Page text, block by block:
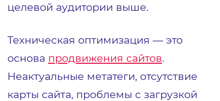
целевой аудитории выше.
Техническая оптимизация — это
основа продвижения сайтов.
Неактуальные метатеги, отсутствие
карты сайта, проблемы с загрузкой